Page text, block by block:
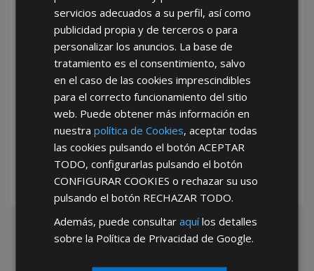
*Abstenerse particulares, sólo venta a tiendas y empresas minoristas y
servicios adecuados a su perfil, así como
publicidad propia y de terceros o para
personalizar los anuncios. La base de
tratamiento es el consentimiento, salvo
en el caso de las cookies imprescindibles
para el correcto funcionamiento del sitio
web. Puede obtener más información en
nuestrapolítica de Cookies, aceptar todas
las cookies pulsando el botónACEPTAR
TODO, configurarlas pulsando el botón
CONFIGURAR COOKIES o rechazar su uso
pulsando el botón RECHAZAR TODO.
Además, puede consultaraquílos detalles
sobre la Política de Privacidad de Google.